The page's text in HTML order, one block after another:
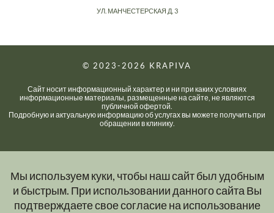
Мы используем куки, чтобы наш сайт был удобным
и быстрым. При использовании данного сайта Вы
подтверждаете свое согласие на использование
УЛ. МАНЧЕСТЕРСКАЯ Д. 3
© 2023-2026 KRAPIVA
Сайт носит информационный характер и ни при каких условиях
информационные материалы, размещенные на сайте, не являются
публичной офертой.
Подробную и актуальную информацию об услугах вы можете получить при
обращении в клинику.